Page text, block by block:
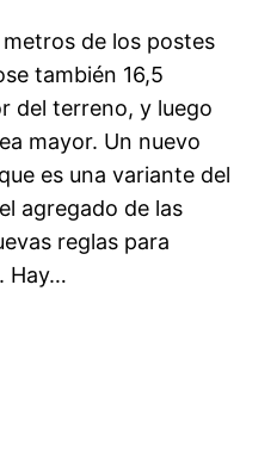
de los postes
también 16,5
del terreno, y luego
mayor. Un nuevo
es una variante del
agregado de las
reglas para
Hay…